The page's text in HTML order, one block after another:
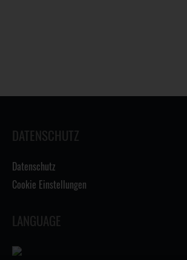
DATENSCHUTZ
Datenschutz
Cookie Einstellungen
LANGUAGE